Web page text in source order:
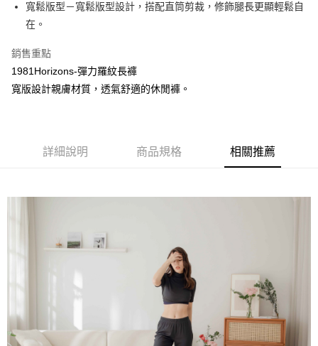
悠遊付
運送方式
全家取貨付款
免運費
免運費
寬鬆版型－寬鬆版型設計，搭配直筒剪裁，修飾腿長更顯輕鬆自
在。
銷售重點
1981Horizons-彈力羅紋長褲
寬版設計親膚材質，透氣舒適的休閒褲。
詳細說明 商品規格 相關推薦